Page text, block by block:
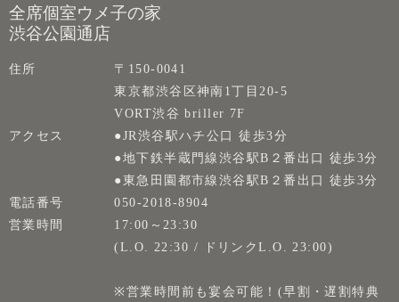
全席個室ウメ子の家
渋谷公園通店
住所
〒150-0041
東京都渋谷区神南1丁目20-5
VORT渋谷 briller 7F
アクセス
●JR渋谷駅ハチ公口 徒歩3分
●地下鉄半蔵門線渋谷駅B２番出口 徒歩3分
●東急田園都市線渋谷駅B２番出口 徒歩3分
電話番号
050-2018-8904
営業時間
17:00～23:30
(L.O. 22:30 / ドリンクL.O. 23:00)
※営業時間前も宴会可能！(早割・遅割特典